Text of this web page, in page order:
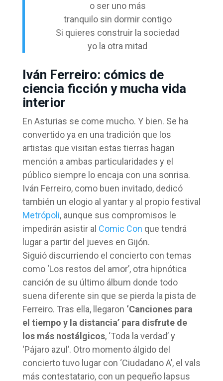
o ser uno más
tranquilo sin dormir contigo
Si quieres construir la sociedad
yo la otra mitad
Iván Ferreiro: cómics de
ciencia ficción y mucha vida
interior
En Asturias se come mucho. Y bien. Se ha
convertido ya en una tradición que los
artistas que visitan estas tierras hagan
mención a ambas particularidades y el
público siempre lo encaja con una sonrisa.
Iván Ferreiro, como buen invitado, dedicó
también un elogio al yantar y al propio festival
Metrópoli, aunque sus compromisos le
impedirán asistir al Comic Con que tendrá
lugar a partir del jueves en Gijón.
Siguió discurriendo el concierto con temas
como ‘Los restos del amor’, otra hipnótica
canción de su último álbum donde todo
suena diferente sin que se pierda la pista de
Ferreiro. Tras ella, llegaron ‘Canciones para
el tiempo y la distancia’ para disfrute de
los más nostálgicos, ‘Toda la verdad’ y
‘Pájaro azul’. Otro momento álgido del
concierto tuvo lugar con ‘Ciudadano A’, el vals
más contestatario, con un pequeño lapsus